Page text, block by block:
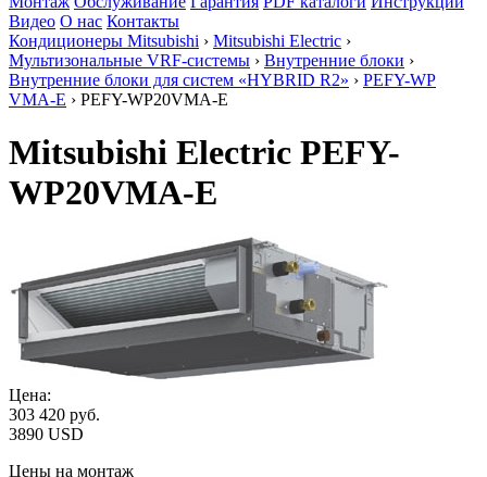
Видео О нас Контакты
Кондиционеры Mitsubishi › Mitsubishi Electric ›
Мультизональные VRF-системы › Внутренние блоки ›
Внутренние блоки для систем «HYBRID R2» › PEFY-WP
VMA-E › PEFY-WP20VMA-E
Mitsubishi Electric PEFY-
WP20VMA-E
Цена:
303 420 руб.
3890 USD
Цены на монтаж